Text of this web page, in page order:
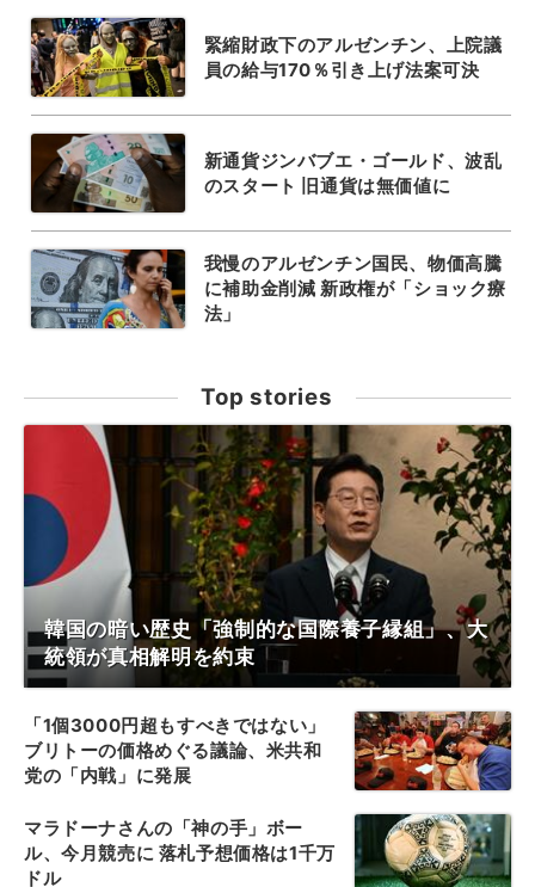
緊縮財政下のアルゼンチン、上院議
員の給与170％引き上げ法案可決
新通貨ジンバブエ・ゴールド、波乱
のスタート 旧通貨は無価値に
我慢のアルゼンチン国民、物価高騰
に補助金削減 新政権が「ショック療
法」
Top stories
韓国の暗い歴史「強制的な国際養子縁組」、大
統領が真相解明を約束
「1個3000円超もすべきではない」
ブリトーの価格めぐる議論、米共和
党の「内戦」に発展
マラドーナさんの「神の手」ボー
ル、今月競売に 落札予想価格は1千万
ドル